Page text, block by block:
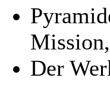
Der